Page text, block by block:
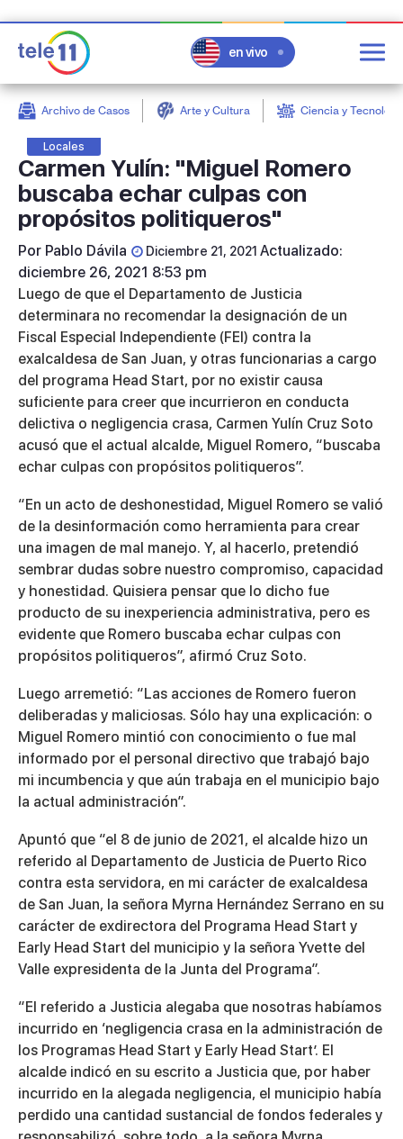
en vivo
Archivo de Casos Arte y Cultura Ciencia y
Locales
Carmen Yulín: "Miguel Romero
buscaba echar culpas con
propósitos politiqueros"
Por Pablo Dávila Diciembre 21, 2021 Actualizado:
diciembre 26, 2021 8:53 pm
Luego de que el Departamento de Justicia
determinara no recomendar la designación de un
Fiscal Especial Independiente (FEI) contra la
exalcaldesa de San Juan, y otras funcionarias a cargo
del programa Head Start, por no existir causa
suficiente para creer que incurrieron en conducta
delictiva o negligencia crasa, Carmen Yulín Cruz Soto
acusó que el actual alcalde, Miguel Romero, “buscaba
echar culpas con propósitos politiqueros”.
“En un acto de deshonestidad, Miguel Romero se valió
de la desinformación como herramienta para crear
una imagen de mal manejo. Y, al hacerlo, pretendió
sembrar dudas sobre nuestro compromiso, capacidad
y honestidad. Quisiera pensar que lo dicho fue
producto de su inexperiencia administrativa, pero es
evidente que Romero buscaba echar culpas con
propósitos politiqueros”, afirmó Cruz Soto.
Luego arremetió: “Las acciones de Romero fueron
deliberadas y maliciosas. Sólo hay una explicación: o
Miguel Romero mintió con conocimiento o fue mal
informado por el personal directivo que trabajó bajo
mi incumbencia y que aún trabaja en el municipio bajo
la actual administración”.
Apuntó que “el 8 de junio de 2021, el alcalde hizo un
referido al Departamento de Justicia de Puerto Rico
contra esta servidora, en mi carácter de exalcaldesa
de San Juan, la señora Myrna Hernández Serrano en su
carácter de exdirectora del Programa Head Start y
Early Head Start del municipio y la señora Yvette del
Valle expresidenta de la Junta del Programa”.
“El referido a Justicia alegaba que nosotras habíamos
incurrido en ‘negligencia crasa en la administración de
los Programas Head Start y Early Head Start’. El
alcalde indicó en su escrito a Justicia que, por haber
incurrido en la alegada negligencia, el municipio había
perdido una cantidad sustancial de fondos federales y
post